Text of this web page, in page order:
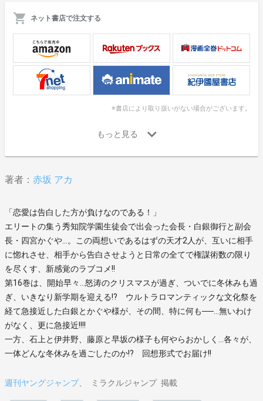
ネット書店で注文する
※書店により取り扱いがない場合がございます。
著者： 赤坂 アカ
「恋愛は告白した方が負けなのである！」
エリートの集う秀知院学園生徒会で出会った会長・白銀御行と副会
長・四宮かぐや…。この両想いであるはずの天才2人が、互いに相手
に惚れさせ、相手から告白させようと日常の全てで権謀術数の限り
を尽くす、新感覚のラブコメ!!
第16巻は、開始早々…怒涛のクリスマスが過ぎ、ついでに冬休みも過
ぎ、いきなり新学期を迎える!? ウルトラロマンティックな文化祭を
経て急接近した白銀とかぐや様が、その間、特に何も──…無いわけ
がなく、更に急接近!!!!
一方、石上と伊井野、藤原と早坂の様子も何やらおかしく…各々が、
一体どんな冬休みを過ごしたのか!? 回想形式でお届け!!
週刊ヤングジャンプ ミラクルジャンプ 掲載